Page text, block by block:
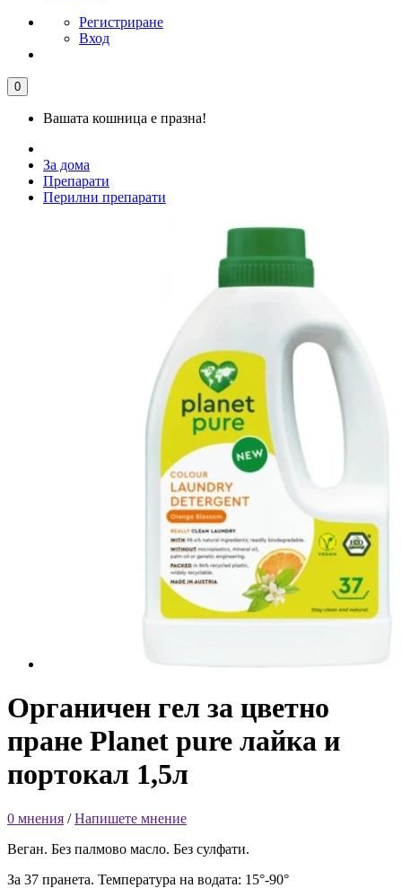
Регистриране
Вход
0
Вашата кошница е празна!
За дома
Препарати
Перилни препарати
Органичен гел за цветно
пране Planet pure лайка и
портокал 1,5л
0 мнения /Напишете мнение
Веган. Без палмово масло. Без сулфати.
За 37 пранета. Температура на водата: 15°-90°